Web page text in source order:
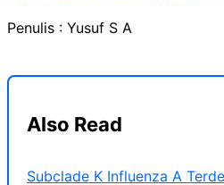
Penulis : Yusuf S A
Also Read
Subclade K Influenza A